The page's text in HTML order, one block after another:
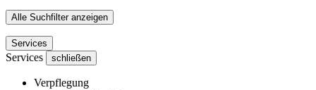
Alle Suchfilter anzeigen
Services
Services schließen
Verpflegung